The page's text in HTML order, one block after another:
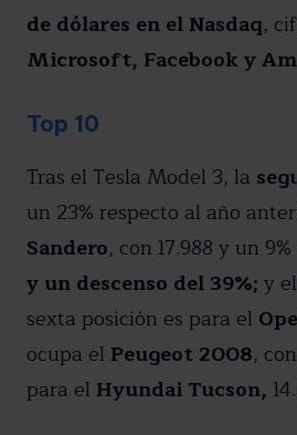
de dólares en el Nasdaq,
Microsoft, Facebook y
Top 10
Tras el Tesla Model 3, la
un 23% respecto al año
Sandero, con 17.988 y un
y un descenso del 39%; y el
sexta posición es para el
ocupa el Peugeot 2008,
para el Hyundai Tucson,